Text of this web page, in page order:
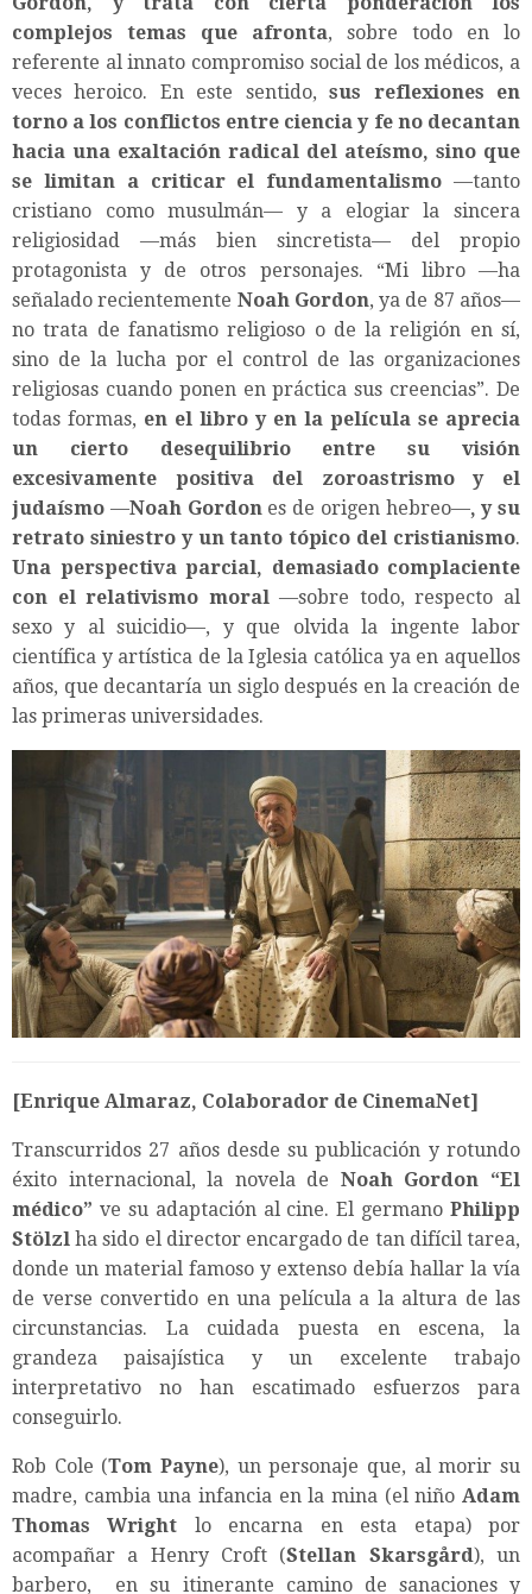
complejos temas que afronta, sobre todo en lo
referente al innato compromiso social de los médicos, a
veces heroico. En este sentido,sus reflexiones en
torno a los conflictos entre ciencia y fe no decantan
hacia una exaltación radical del ateísmo, sino que
se limitan a criticar el fundamentalismo —tanto
cristiano como musulmán— y a elogiar la sincera
religiosidad —más bien sincretista— del propio
protagonista y de otros personajes. “Mi libro —ha
señalado recientemente Noah Gordon, ya de 87 años—
no trata de fanatismo religioso o de la religión en sí,
sino de la lucha por el control de las organizaciones
religiosas cuando ponen en práctica sus creencias”. De
todas formas, en el libro y en la película se aprecia
un cierto desequilibrio entre su visión
excesivamente positiva del zoroastrismo y el
judaísmo —Noah Gordones de origen hebreo—, y su
retrato siniestro y un tanto tópico del cristianismo.
Una perspectiva parcial, demasiado complaciente
con el relativismo moral—sobre todo, respecto al
sexo y al suicidio—, y que olvida la ingente labor
científica y artística de la Iglesia católica ya en aquellos
años, que decantaría un siglo después en la creación de
las primeras universidades.
[Enrique Almaraz, Colaborador de CinemaNet]
Transcurridos 27 años desde su publicación y rotundo
éxito internacional, la novela de Noah Gordon “El
médico” ve su adaptación al cine. El germano Philipp
Stölzl ha sido el director encargado de tan difícil tarea,
donde un material famoso y extenso debía hallar la vía
de verse convertido en una película a la altura de las
circunstancias. La cuidada puesta en escena, la
grandeza paisajística y un excelente trabajo
interpretativo no han escatimado esfuerzos para
conseguirlo.
Rob Cole (Tom Payne), un personaje que, al morir su
madre, cambia una infancia en la mina (el niño Adam
Thomas Wright lo encarna en esta etapa) por
acompañar a Henry Croft (Stellan Skarsgård), un
barbero, en su itinerante camino de sanaciones y